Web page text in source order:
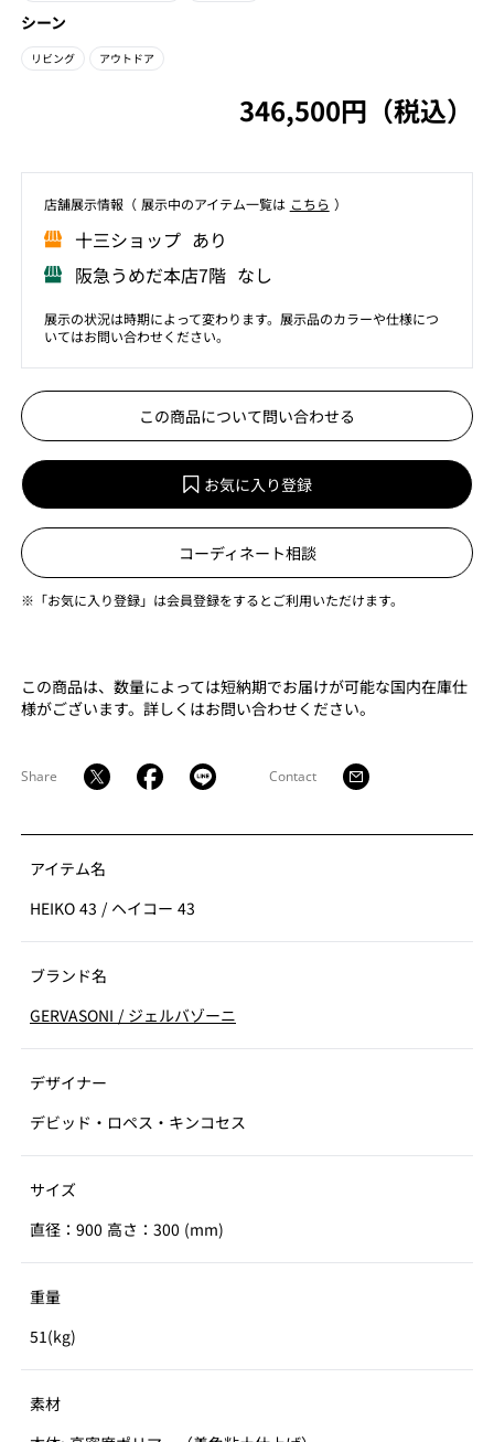
シーン
リビング アウトドア
346,500円（税込）
店舗展⽰情報（ 展⽰中のアイテム⼀覧は こちら ）
⼗三ショップ あり
阪急うめだ本店7階 なし
展示の状況は時期によって変わります。展示品のカラーや仕様につ
いてはお問い合わせください。
この商品について問い合わせる
お気に入り登録
コーディネート相談
※「お気に入り登録」は会員登録をするとご利用いただけます。
この商品は、数量によっては短納期でお届けが可能な国内在庫仕
様がございます。詳しくはお問い合わせください。
Share Contact
アイテム名
HEIKO 43 / ヘイコー 43
ブランド名
GERVASONI / ジェルバゾーニ
デザイナー
デビッド・ロペス・キンコセス
サイズ
直径：900 高さ：300 (mm)
重量
51(kg)
素材